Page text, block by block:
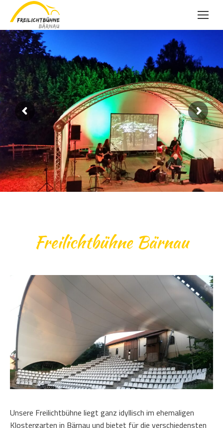
Freilichtbühne Bärnau
Unsere Freilichtbühne liegt ganz idyllisch im ehemaligen
Klostergarten in Bärnau und bietet für die verschiedensten